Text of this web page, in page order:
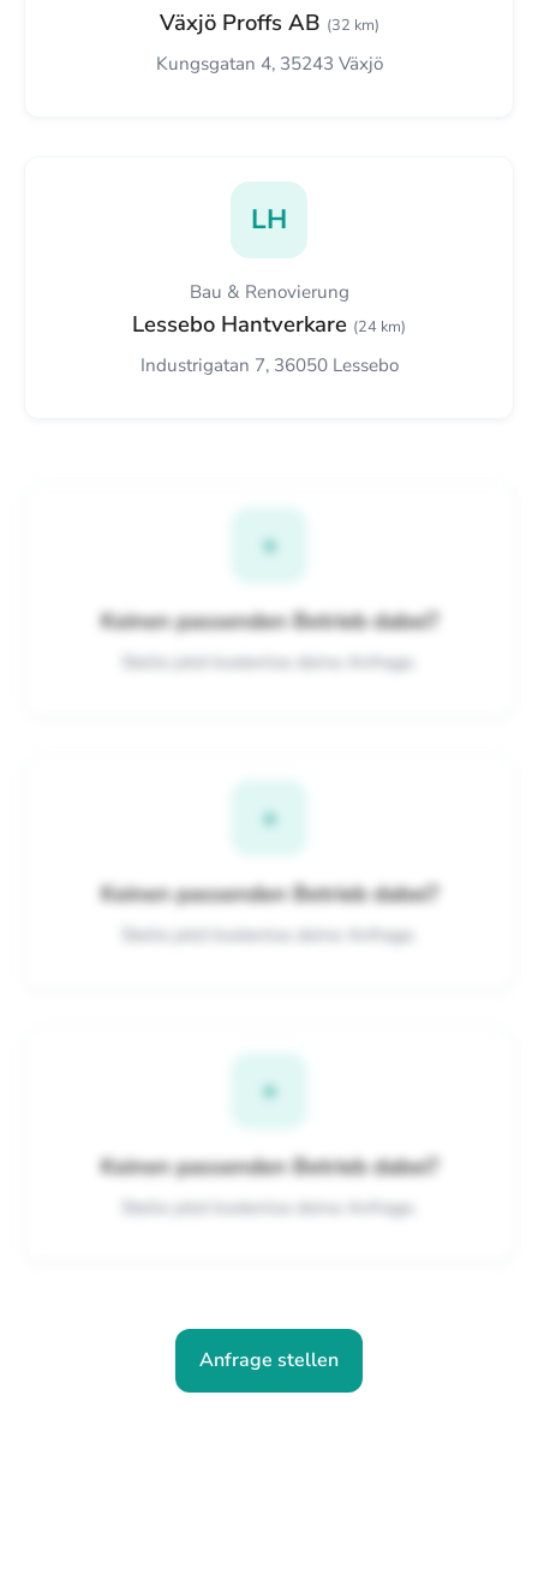
Växjö Proffs AB (32 km)
Kungsgatan 4, 35243 Växjö
LH
Bau & Renovierung
Lessebo Hantverkare (24 km)
Industrigatan 7, 36050 Lessebo
+
Keinen passenden Betrieb dabei?
Stelle jetzt kostenlos deine Anfrage.
+
Keinen passenden Betrieb dabei?
Stelle jetzt kostenlos deine Anfrage.
+
Keinen passenden Betrieb dabei?
Stelle jetzt kostenlos deine Anfrage.
Anfrage stellen